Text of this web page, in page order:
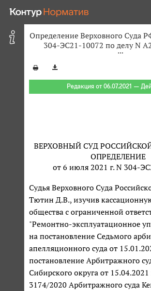
Определение Верховного Суда
304-ЭС21-10072 по делу N
Редакция от 06.07.2021 —
ВЕРХОВНЫЙ СУД
ОПРЕДЕЛЕНИЕ
от 6 июля 2021 г. N 304-
Судья Верховного Суда
Тютин Д.В., изучив
общества с ограниченной
"Ремонтно-эксплуатационное
на постановление Седьмого
апелляционного суда от
постановление Арбитражного
Сибирского округа от
3174/2020 Арбитражного суда